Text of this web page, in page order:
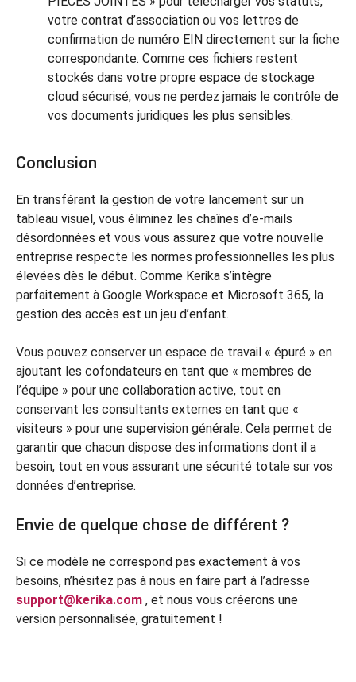
votre contrat d’association ou vos lettres de
confirmation de numéro EIN directement sur la fiche
correspondante. Comme ces fichiers restent
stockés dans votre propre espace de stockage
cloud sécurisé, vous ne perdez jamais le contrôle de
vos documents juridiques les plus sensibles.
Conclusion
En transférant la gestion de votre lancement sur un
tableau visuel, vous éliminez les chaînes d’e-mails
désordonnées et vous vous assurez que votre nouvelle
entreprise respecte les normes professionnelles les plus
élevées dès le début. Comme Kerika s’intègre
parfaitement à Google Workspace et Microsoft 365, la
gestion des accès est un jeu d’enfant.
Vous pouvez conserver un espace de travail « épuré » en
ajoutant les cofondateurs en tant que « membres de
l’équipe » pour une collaboration active, tout en
conservant les consultants externes en tant que «
visiteurs » pour une supervision générale. Cela permet de
garantir que chacun dispose des informations dont il a
besoin, tout en vous assurant une sécurité totale sur vos
données d’entreprise.
Envie de quelque chose de différent ?
Si ce modèle ne correspond pas exactement à vos
besoins, n’hésitez pas à nous en faire part à l’adresse
support@kerika.com , et nous vous créerons une
version personnalisée, gratuitement !